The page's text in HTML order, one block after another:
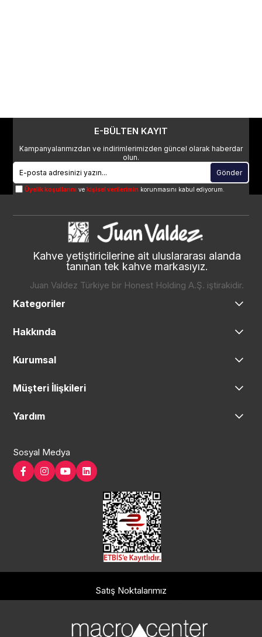
E-BÜLTEN KAYIT
Kampanyalarımızdan ve indirimlerimizden güncel olarak haberdar
olun.
Gönder
Üyelik koşullarını vekişisel verilerimin korunmasını kabul ediyorum.
Kahve yetiştiricilerine ait uluslararası alanda
tanınan tek kahve markasıyız.
Juan Valdez Türkiye bir Honest Holding A.Ş. iştirakidir.
Kategoriler
Hakkında
Kurumsal
Müşteri İlişkileri
Yardım
Sosyal Medya
Satış Noktalarımız